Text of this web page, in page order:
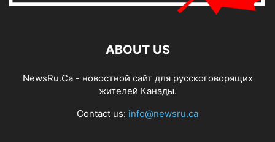
ABOUT US
NewsRu.Ca - новостной сайт для русскоговорящих
жителей Канады.
Contact us: info@newsru.ca